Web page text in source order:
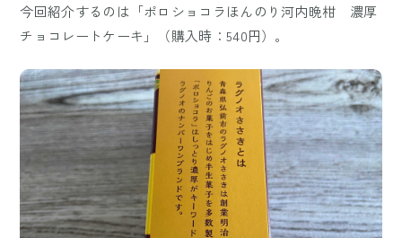
今回紹介するのは「ポロショコラほんのり河内晩柑 濃厚
チョコレートケーキ」（購入時：540円）。